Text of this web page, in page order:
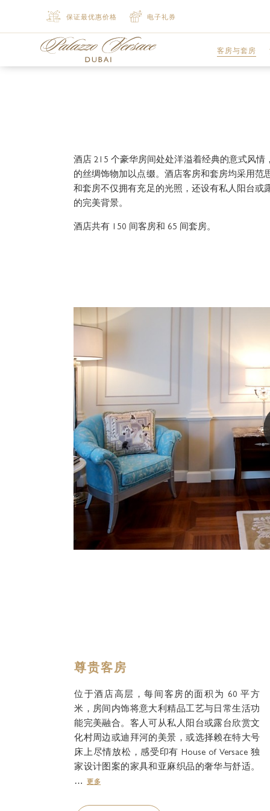
保证最优惠价格 电子礼券
客房与套房
豪华行政套
酒店 215 个豪华房间处处洋溢着经典的意式风
的丝绸饰物加以点缀。酒店客房和套房均采用
和套房不仅拥有充足的光照，还设有私人阳台
的完美背景。
酒店共有 150 间客房和 65 间套房。
尊贵客房
位于酒店高层，每间客房的面积为 60 平方
米，房间内饰将意大利精品工艺与日常生活功
能完美融合。客人可从私人阳台或露台欣赏文
化村周边或迪拜河的美景，或选择赖在特大号
床上尽情放松，感受印有 House of Versace 独
家设计图案的家具和亚麻织品的奢华与舒适。
…
更多